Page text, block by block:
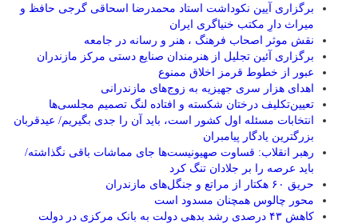
برگزاری آیین نکوداشت استاد محمدرضا اسحاقی گرجی حافظ و
میراث دارِ مکتب خنیاگری ایران
نقش موثر اصحاب فرهنگ ، هنر و رسانه در جامعه
برگزاری آئین تجلیل از هنرمندان صنایع دستی مرکز مازندران
عبور از خطوط قرمز اخلاق ممنوع
اهدای هزار سری جهیزیه به زوج‌های مازندرانی
تعیین‌تکلیف درختان شکسته و افتاده لنگ تصمیم مجلسی‌ها
انتخابات مسئله اول کشور است، باید آن را جدی بگیریم/ عیدقربان
بزرگترین یادگار پیامبران
رهبر انقلاب: قساوت صهیونیست‌ها جای مماشات باقی نگذاشته/
باید عرصه را بر جلادان تنگ کرد
حریق ۶۰ هکتار از مراتع و جنگل‌های مازندران
محور چالوس همچنان مسدود است
کاهش ۴۳ درصدی رشد بدهی دولت به بانک مرکزی در دولت